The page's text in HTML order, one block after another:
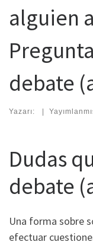
alguien
debate
Yazarı: |
Dudas
debate
Una forma sobre
efectuar